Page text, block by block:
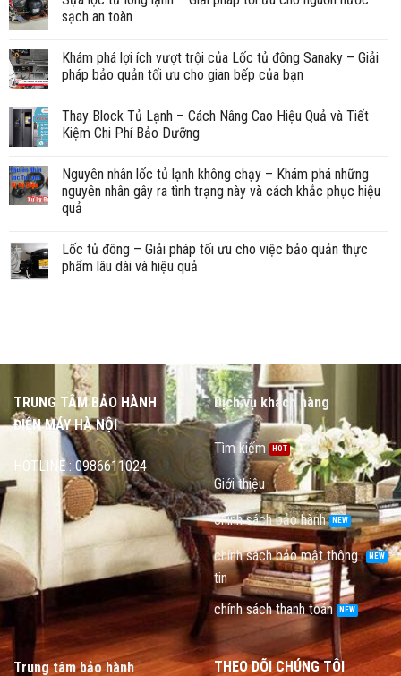
sạch an toàn
Khám phá lợi ích vượt trội của Lốc tủ đông Sanaky – Giải
pháp bảo quản tối ưu cho gian bếp của bạn
Thay Block Tủ Lạnh – Cách Nâng Cao Hiệu Quả và Tiết
Kiệm Chi Phí Bảo Dưỡng
Nguyên nhân lốc tủ lạnh không chạy – Khám phá những
nguyên nhân gây ra tình trạng này và cách khắc phục hiệu
quả
Lốc tủ đông – Giải pháp tối ưu cho việc bảo quản thực
phẩm lâu dài và hiệu quả
TRUNG TÂM BẢO HÀNH
ĐIỆN MÁY HÀ NỘI
HOTLINE : 0986611024
Dịch vụ khách hàng
Tìm kiếm
Giới thiệu
chính sách bảo hành
chính sách bảo mật thông
tin
chính sách thanh toán
Trung tâm bảo hành THEO DÕI CHÚNG TÔI